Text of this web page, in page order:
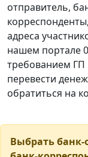
отправитель,
адреса
нашем портале
требованием ГП
перевести
обратиться на
Выбрать банк-